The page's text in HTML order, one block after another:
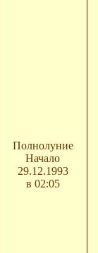
Полнолуние
Начало
29.12.1993
в 02:05